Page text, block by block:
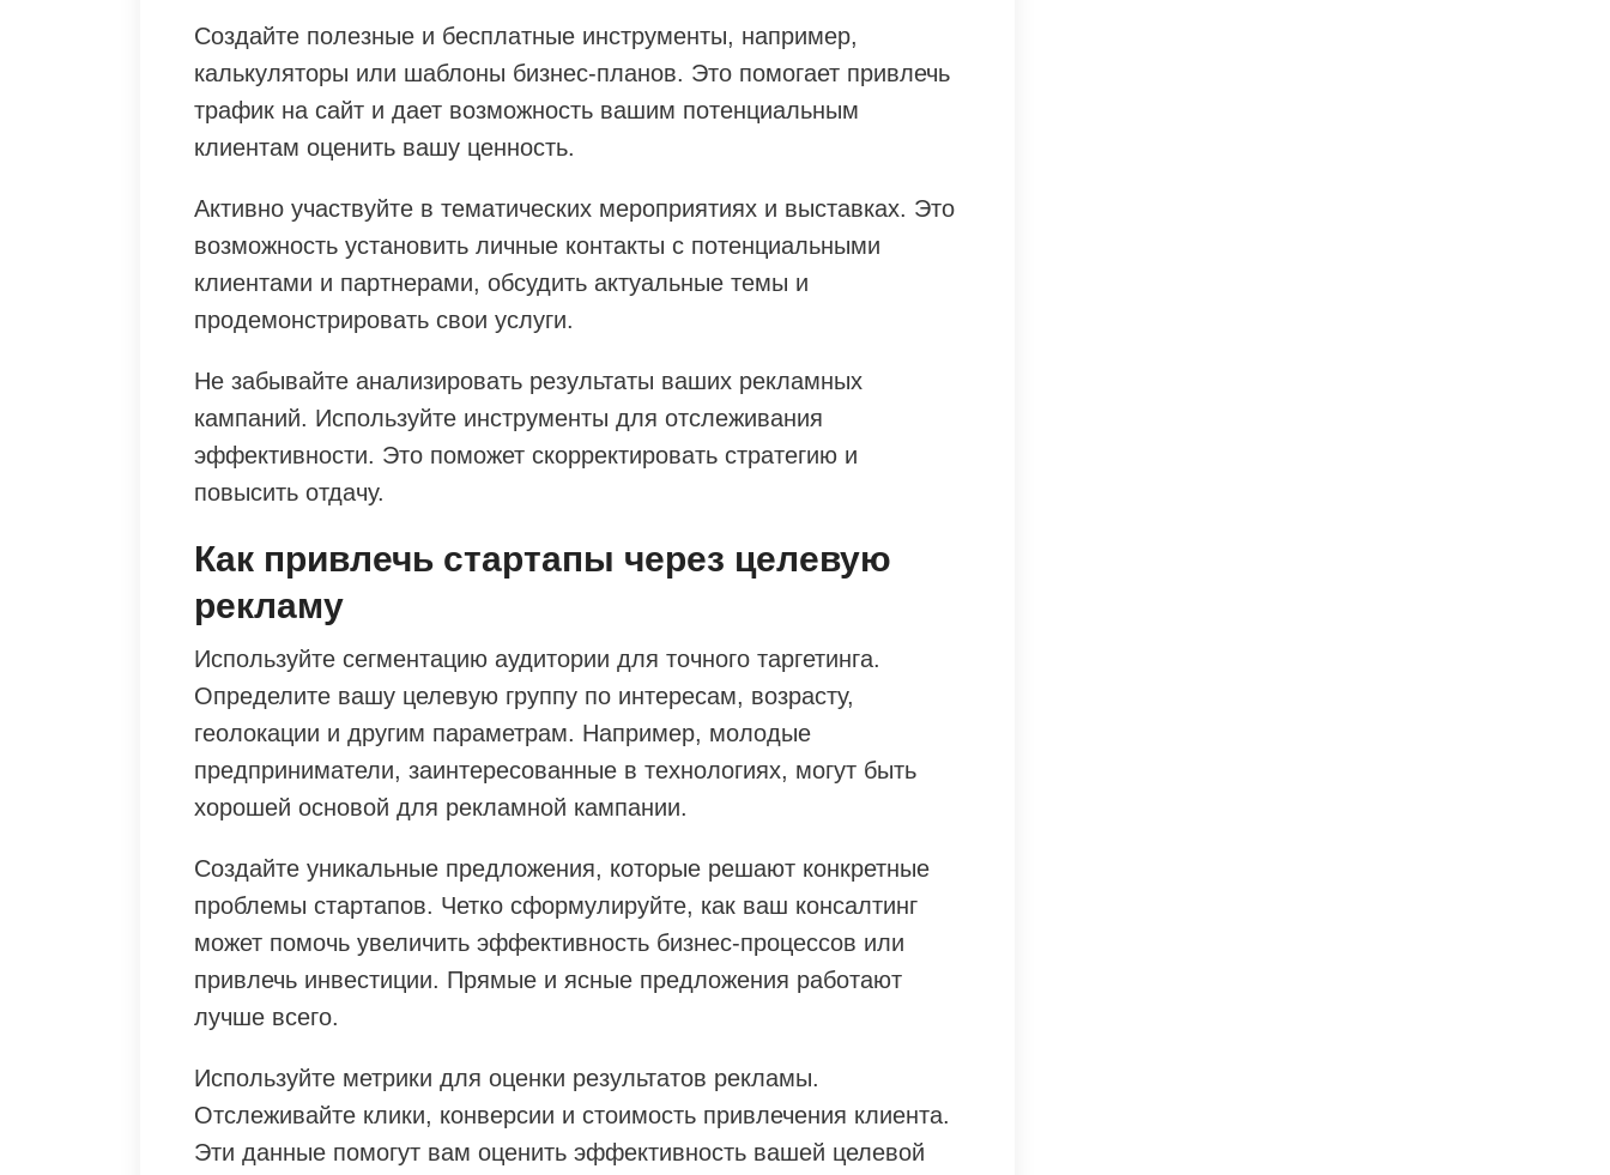
Создайте полезные и бесплатные инструменты, например,
калькуляторы или шаблоны бизнес-планов. Это помогает привлечь
трафик на сайт и дает возможность вашим потенциальным
клиентам оценить вашу ценность.
Активно участвуйте в тематических мероприятиях и выставках. Это
возможность установить личные контакты с потенциальными
клиентами и партнерами, обсудить актуальные темы и
продемонстрировать свои услуги.
Не забывайте анализировать результаты ваших рекламных
кампаний. Используйте инструменты для отслеживания
эффективности. Это поможет скорректировать стратегию и
повысить отдачу.
Как привлечь стартапы через целевую
рекламу
Используйте сегментацию аудитории для точного таргетинга.
Определите вашу целевую группу по интересам, возрасту,
геолокации и другим параметрам. Например, молодые
предприниматели, заинтересованные в технологиях, могут быть
хорошей основой для рекламной кампании.
Создайте уникальные предложения, которые решают конкретные
проблемы стартапов. Четко сформулируйте, как ваш консалтинг
может помочь увеличить эффективность бизнес-процессов или
привлечь инвестиции. Прямые и ясные предложения работают
лучше всего.
Используйте метрики для оценки результатов рекламы.
Отслеживайте клики, конверсии и стоимость привлечения клиента.
Эти данные помогут вам оценить эффективность вашей целевой